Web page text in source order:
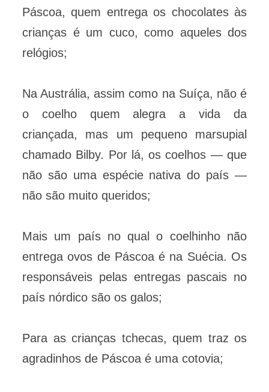
Páscoa, quem entrega os chocolates às
crianças é um cuco, como aqueles dos
relógios;
Na Austrália, assim como na Suíça, não é
o coelho quem alegra a vida da
criançada, mas um pequeno marsupial
chamado Bilby. Por lá, os coelhos — que
não são uma espécie nativa do país —
não são muito queridos;
Mais um país no qual o coelhinho não
entrega ovos de Páscoa é na Suécia. Os
responsáveis pelas entregas pascais no
país nórdico são os galos;
Para as crianças tchecas, quem traz os
agradinhos de Páscoa é uma cotovia;